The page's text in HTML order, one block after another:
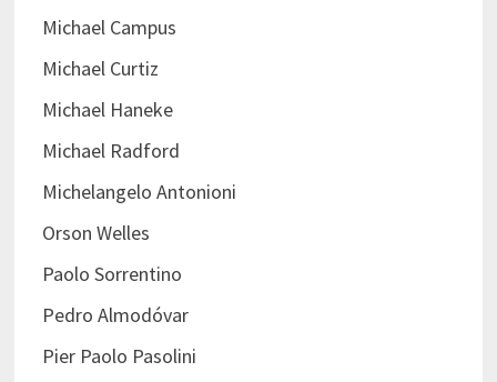
Michael Campus
Michael Curtiz
Michael Haneke
Michael Radford
Michelangelo Antonioni
Orson Welles
Paolo Sorrentino
Pedro Almodóvar
Pier Paolo Pasolini